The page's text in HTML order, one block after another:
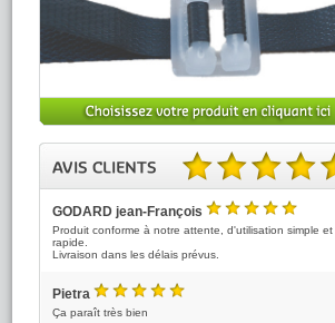
4.83 sur 5 basé sur 6 note(s).
GODARD jean-François
5
Produit conforme à notre attente, d'utilisation simple et
rapide.
Livraison dans les délais prévus.
Pietra
5 /5
Ça paraît très bien